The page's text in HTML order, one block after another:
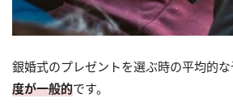
銀婚式のプレゼントを選ぶ時の平均的な
度が一般的です。